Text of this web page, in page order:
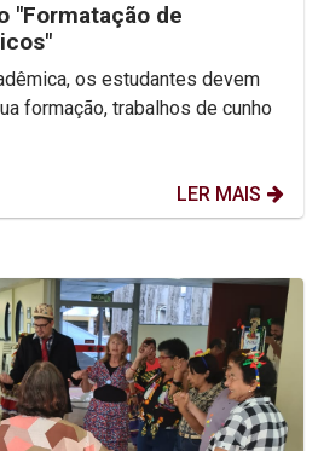
"Formatação de
os estudantes devem
formação, trabalhos de cunho
LER MAIS